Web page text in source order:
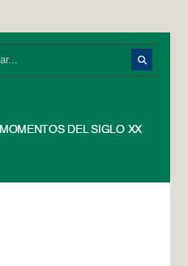
MOMENTOS DEL SIGLO XX